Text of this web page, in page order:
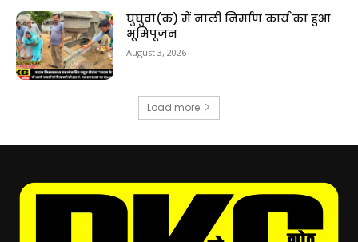
घुघुवा(क) में नाली निर्माण कार्य का हुआ
भूमिपूजन
August 3, 2026
Load more